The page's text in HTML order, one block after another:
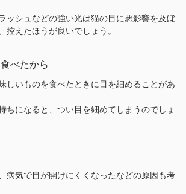
ッシュなどの強い光は猫の目に悪影響を及ぼ
控えたほうが良いでしょう。
べたから
しいものを食べたときに目を細めることがあ
ちになると、つい目を細めてしまうのでしょ
病気で目が開けにくくなったなどの原因も考